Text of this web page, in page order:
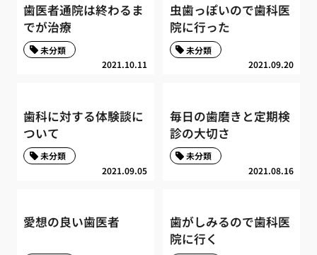
歯医者通院は終わるま
でが治療
2021.10.11
未分類
虫歯っぽいので歯科医
院に行った
2021.09.20
未分類
歯科に対する体験談に
ついて
2021.09.05
未分類
毎日の歯磨きと定期検
診の大切さ
2021.08.16
未分類
愛想の良い歯医者
歯がしみるので歯科医
院に行く